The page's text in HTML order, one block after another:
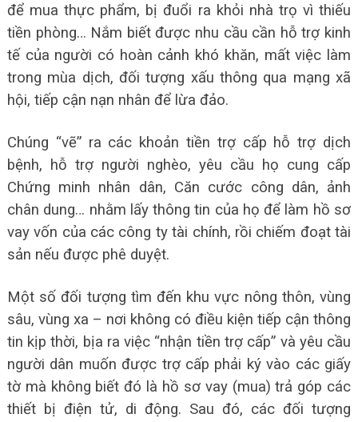
để mua thực phẩm, bị đuổi ra khỏi nhà trọ vì thiếu
tiền phòng… Nắm biết được nhu cầu cần hỗ trợ kinh
tế của người có hoàn cảnh khó khăn, mất việc làm
trong mùa dịch, đối tượng xấu thông qua mạng xã
hội, tiếp cận nạn nhân để lừa đảo.
Chúng “vẽ” ra các khoản tiền trợ cấp hỗ trợ dịch
bệnh, hỗ trợ người nghèo, yêu cầu họ cung cấp
Chứng minh nhân dân, Căn cước công dân, ảnh
chân dung… nhằm lấy thông tin của họ để làm hồ sơ
vay vốn của các công ty tài chính, rồi chiếm đoạt tài
sản nếu được phê duyệt.
Một số đối tượng tìm đến khu vực nông thôn, vùng
sâu, vùng xa – nơi không có điều kiện tiếp cận thông
tin kịp thời, bịa ra việc “nhận tiền trợ cấp” và yêu cầu
người dân muốn được trợ cấp phải ký vào các giấy
tờ mà không biết đó là hồ sơ vay (mua) trả góp các
thiết bị điện tử, di động. Sau đó, các đối tượng